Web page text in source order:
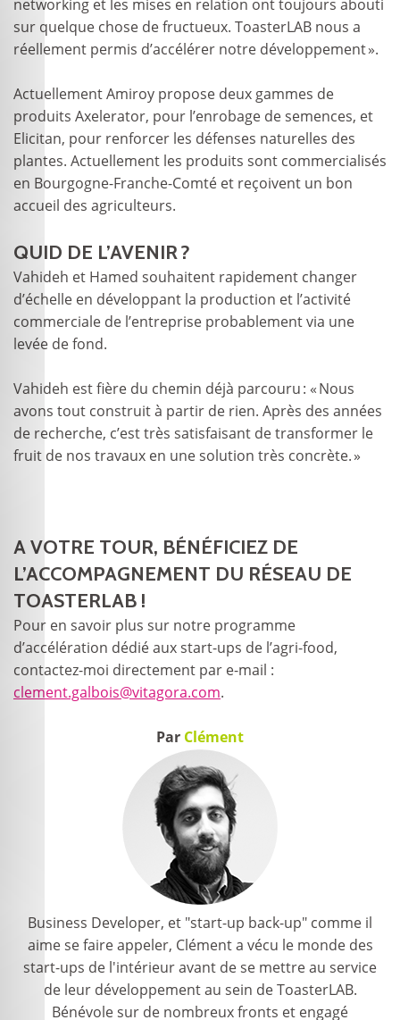
networking et les mises en relation ont toujours abouti
sur quelque chose de fructueux. ToasterLAB nous a
réellement permis d’accélérer notre développement ».
Actuellement Amiroy propose deux gammes de
produits Axelerator, pour l’enrobage de semences, et
Elicitan, pour renforcer les défenses naturelles des
plantes. Actuellement les produits sont commercialisés
en Bourgogne-Franche-Comté et reçoivent un bon
accueil des agriculteurs.
QUID DE L’AVENIR ?
Vahideh et Hamed souhaitent rapidement changer
d’échelle en développant la production et l’activité
commerciale de l’entreprise probablement via une
levée de fond.
Vahideh est fière du chemin déjà parcouru : « Nous
avons tout construit à partir de rien. Après des années
de recherche, c’est très satisfaisant de transformer le
fruit de nos travaux en une solution très concrète. »
A VOTRE TOUR, BÉNÉFICIEZ DE
L’ACCOMPAGNEMENT DU RÉSEAU DE
TOASTERLAB !
Pour en savoir plus sur notre programme
d’accélération dédié aux start-ups de l’agri-food,
contactez-moi directement par e-mail :
clement.galbois@vitagora.com.
Par Clément
Business Developer, et "start-up back-up" comme il
aime se faire appeler, Clément a vécu le monde des
start-ups de l'intérieur avant de se mettre au service
de leur développement au sein de ToasterLAB.
Bénévole sur de nombreux fronts et engagé